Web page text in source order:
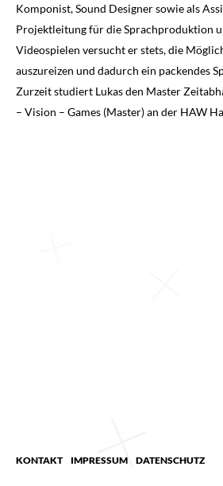
SPENDE
Komponist, Sound Designer sowie als
Projektleitung für die Sprachproduktion
Videospielen versucht er stets, die
auszureizen und dadurch ein packendes
Zurzeit studiert Lukas den Master
– Vision – Games (Master) an der HAW
KONTAKT IMPRESSUM DATENSCHUTZ